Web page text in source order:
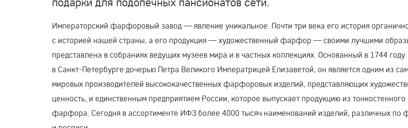
Императорский фарфоровый завод — явление уникальное. Почти три века его история
с историей нашей страны, а его продукция — художественный фарфор — своими лучшими
представлена в собраниях ведущих музеев мира и в частных коллекциях. Основанный в 1744 году
в Санкт-Петербурге дочерью Петра Великого Императрицей Елизаветой, он является одним из
мировых производителей высококачественных фарфоровых изделий, представляющих
ценность, и единственным предприятием России, которое выпускает продукцию из тонкостенного
фарфора. Сегодня в ассортименте ИФЗ более 4000 тысяч наименований изделий, различных по